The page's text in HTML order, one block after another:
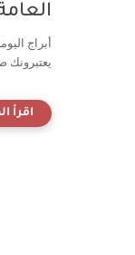
أبراج
يعتبرونك